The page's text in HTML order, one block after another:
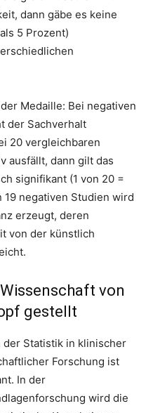
dann gäbe es keine
5 Prozent)
Medaille: Bei negativen
der Sachverhalt
20 vergleichbaren
ausfällt, dann gilt das
signifikant (1 von 20 =
19 negativen Studien wird
erzeugt, deren
von der künstlich
von
gestellt
der Statistik in klinischer
Forschung ist
In der
wird die